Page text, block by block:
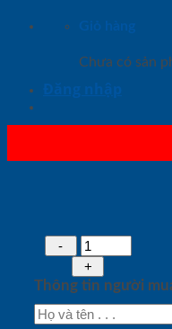
Giỏ hàng
Chưa có sản
Đăng nhập
Thông tin người